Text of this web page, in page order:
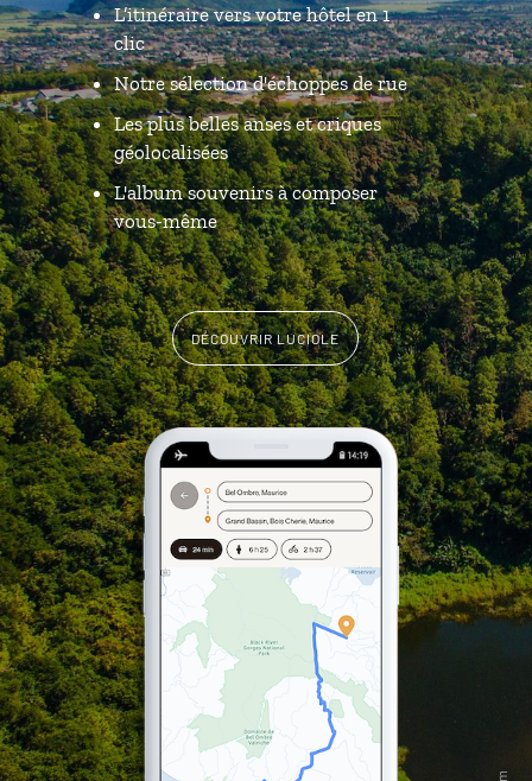
L’itinéraire vers votre hôtel en 1
clic
Notre sélection d'échoppes de rue
Les plus belles anses et criques
géolocalisées
L'album souvenirs à composer
vous-même
DÉCOUVRIR LUCIOLE